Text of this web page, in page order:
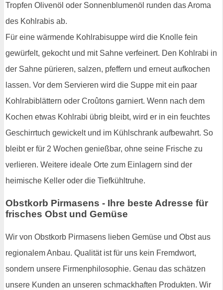
Tropfen Olivenöl oder Sonnenblumenöl runden das Aroma
des Kohlrabis ab.
Für eine wärmende Kohlrabisuppe wird die Knolle fein
gewürfelt, gekocht und mit Sahne verfeinert. Den Kohlrabi in
der Sahne pürieren, salzen, pfeffern und erneut aufkochen
lassen. Vor dem Servieren wird die Suppe mit ein paar
Kohlrabiblättern oder Croûtons garniert. Wenn nach dem
Kochen etwas Kohlrabi übrig bleibt, wird er in ein feuchtes
Geschirrtuch gewickelt und im Kühlschrank aufbewahrt. So
bleibt er für 2 Wochen genießbar, ohne seine Frische zu
verlieren. Weitere ideale Orte zum Einlagern sind der
heimische Keller oder die Tiefkühltruhe.
Obstkorb Pirmasens - Ihre beste Adresse für
frisches Obst und Gemüse
Wir von Obstkorb Pirmasens lieben Gemüse und Obst aus
regionalem Anbau. Qualität ist für uns kein Fremdwort,
sondern unsere Firmenphilosophie. Genau das schätzen
unsere Kunden an unseren schmackhaften Produkten. Wir